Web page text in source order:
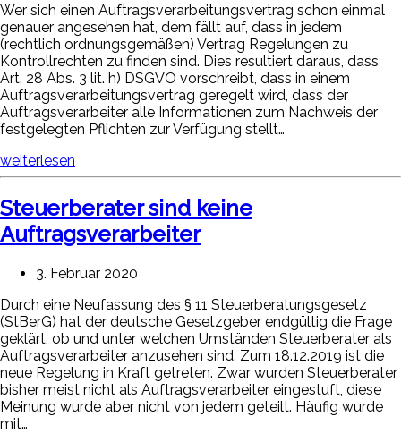
Wer sich einen Auftragsverarbeitungsvertrag schon einmal
genauer angesehen hat, dem fällt auf, dass in jedem
(rechtlich ordnungsgemäßen) Vertrag Regelungen zu
Kontrollrechten zu finden sind. Dies resultiert daraus, dass
Art. 28 Abs. 3 lit. h) DSGVO vorschreibt, dass in einem
Auftragsverarbeitungsvertrag geregelt wird, dass der
Auftragsverarbeiter alle Informationen zum Nachweis der
festgelegten Pflichten zur Verfügung stellt…
weiterlesen
Steuerberater sind keine
Auftragsverarbeiter
3. Februar 2020
Durch eine Neufassung des § 11 Steuerberatungsgesetz
(StBerG) hat der deutsche Gesetzgeber endgültig die Frage
geklärt, ob und unter welchen Umständen Steuerberater als
Auftragsverarbeiter anzusehen sind. Zum 18.12.2019 ist die
neue Regelung in Kraft getreten. Zwar wurden Steuerberater
bisher meist nicht als Auftragsverarbeiter eingestuft, diese
Meinung wurde aber nicht von jedem geteilt. Häufig wurde
mit…